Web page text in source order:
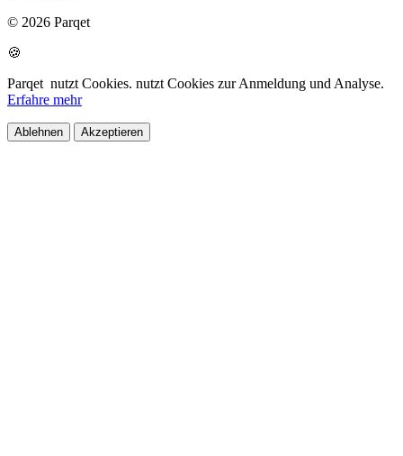
© 2026 Parqet
🍪
Parqet nutzt Cookies. nutzt Cookies zur Anmeldung und Analyse.
Erfahre mehr
Ablehnen Akzeptieren